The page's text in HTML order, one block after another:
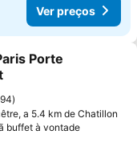
Ver preços
aos favoritos
Porte
a 5.4 km de Chatillon
buffet à vontade